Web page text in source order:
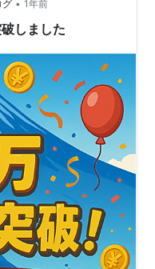
でした…
グ • 1年前
しました